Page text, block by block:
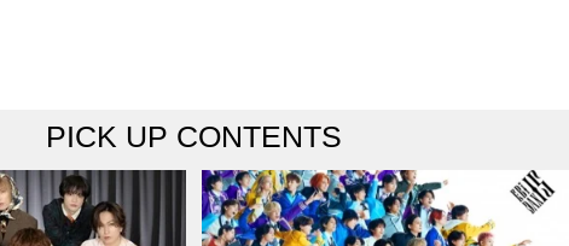
PICK UP CONTENTS